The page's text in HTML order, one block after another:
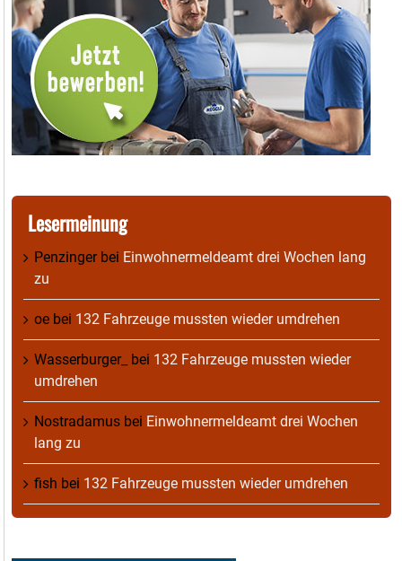
Lesermeinung
Penzingerbei Einwohnermeldeamt drei Wochen lang
zu
oe bei 132 Fahrzeuge mussten wieder umdrehen
Wasserburger_ bei 132 Fahrzeuge mussten wieder
umdrehen
Nostradamus bei Einwohnermeldeamt drei Wochen
lang zu
fish bei 132 Fahrzeuge mussten wieder umdrehen